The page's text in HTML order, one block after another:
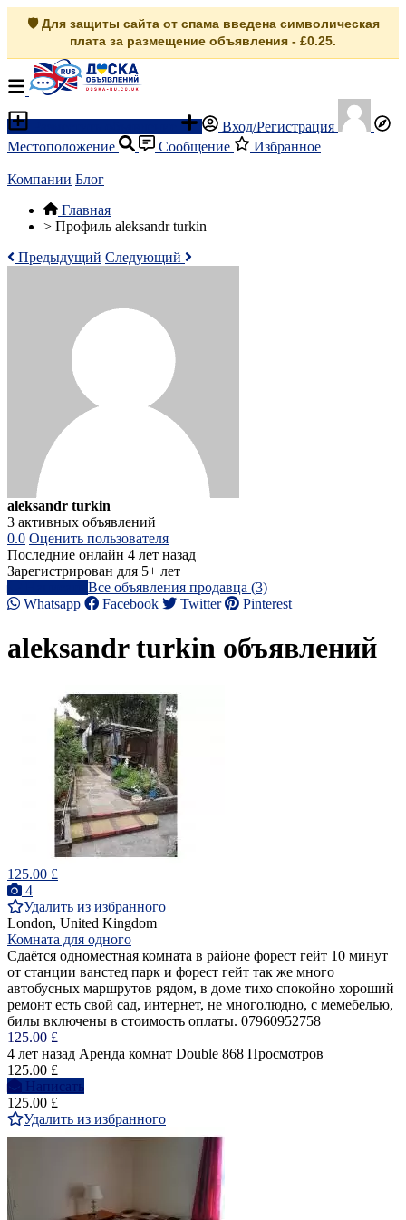
🛡️ Для защиты сайта от спама введена символическая
плата за размещение объявления - £0.25.
Вход/Регистрация
Местоположение
Сообщение Избранное
Компании Блог
Главная
> Профиль aleksandr turkin
Предыдущий Следующий
aleksandr turkin
3 активных объявлений
0.0 Оценить пользователя
Последние онлайн 4 лет назад
Зарегистрирован для 5+ лет
Все объявления продавца (3)
Whatsapp
Facebook Twitter Pinterest
aleksandr turkin объявлений
125.00 £
4
Удалить из избранного
London, United Kingdom
Комната для одного
Сдаётся одноместная комната в районе форест гейт 10 минут
от станции ванстед парк и форест гейт так же много
автобусных маршрутов рядом, в доме тихо спокойно хороший
ремонт есть свой сад, интернет, не многолюдно, с мемебелью,
билы включены в стоимость оплаты. 07960952758
125.00 £
4 лет назад Аренда комнат Double 868 Просмотров
125.00 £
Написать
125.00 £
Удалить из избранного